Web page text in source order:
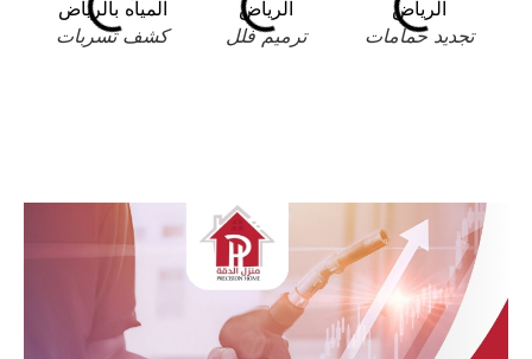
كشف تسربات ترميم فلل تجديد حمامات